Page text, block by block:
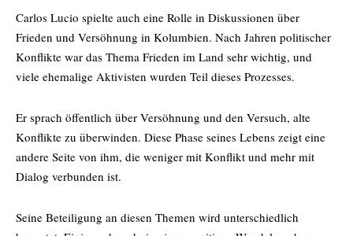
Carlos Lucio spielte auch eine Rolle in Diskussionen über
Frieden und Versöhnung in Kolumbien. Nach Jahren politischer
Konflikte war das Thema Frieden im Land sehr wichtig, und
viele ehemalige Aktivisten wurden Teil dieses Prozesses.
Er sprach öffentlich über Versöhnung und den Versuch, alte
Konflikte zu überwinden. Diese Phase seines Lebens zeigt eine
andere Seite von ihm, die weniger mit Konflikt und mehr mit
Dialog verbunden ist.
Seine Beteiligung an diesen Themen wird unterschiedlich